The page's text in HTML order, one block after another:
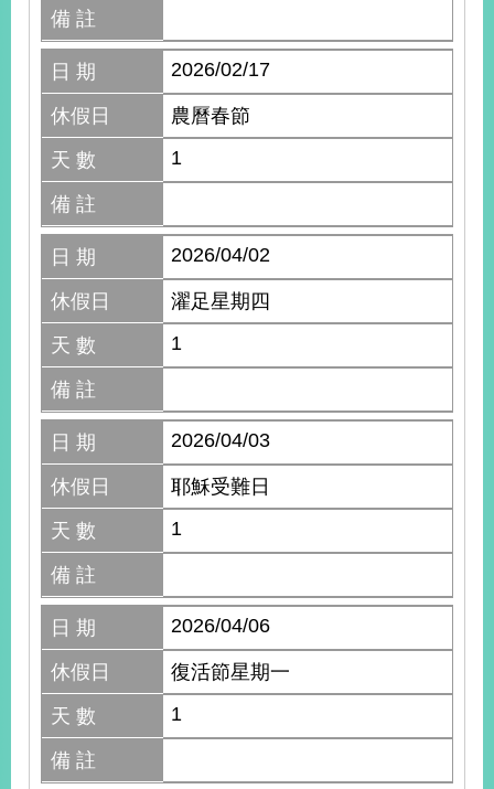
備 註
日 期 2026/02/17
休假日
農曆春節
天 數
1
備 註
日 期 2026/04/02
休假日
濯足星期四
天 數
1
備 註
日 期 2026/04/03
休假日
耶穌受難日
天 數
1
備 註
日 期 2026/04/06
休假日
復活節星期一
天 數
1
備 註